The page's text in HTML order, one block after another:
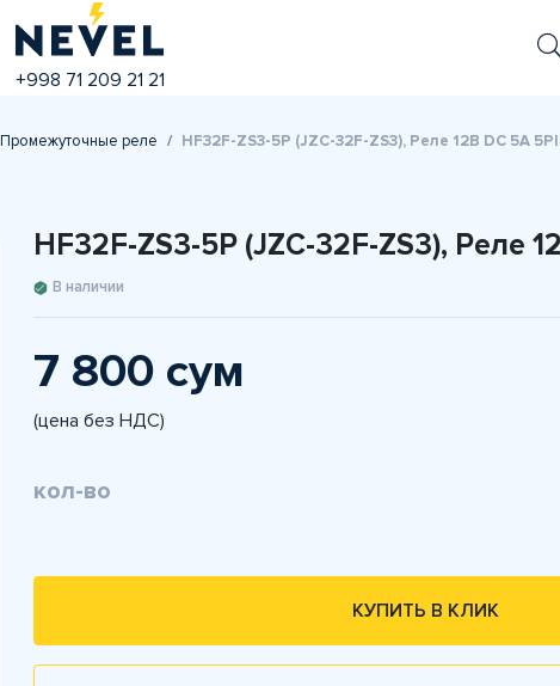
+998 71 209 21 21
Промежуточные реле HF32F-ZS3-5P (JZC-32F-ZS3), Реле 12В DC 5A
HF32F-ZS3-5P (JZC-32F-ZS3), Реле
В наличии
7 800 сум
(цена без НДС)
кол-во
КУПИТЬ В КЛИК